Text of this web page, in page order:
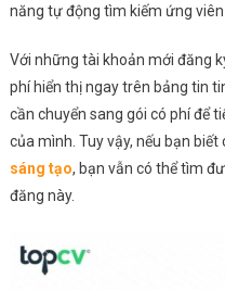
năng tự động tìm kiếm ứng
Với những tài khoản mới đăng
phí hiển thị ngay trên bảng tin
cần chuyển sang gói có phí để
của mình. Tuy vậy, nếu bạn biết
sáng tạo, bạn vẫn có thể tìm
đăng này.